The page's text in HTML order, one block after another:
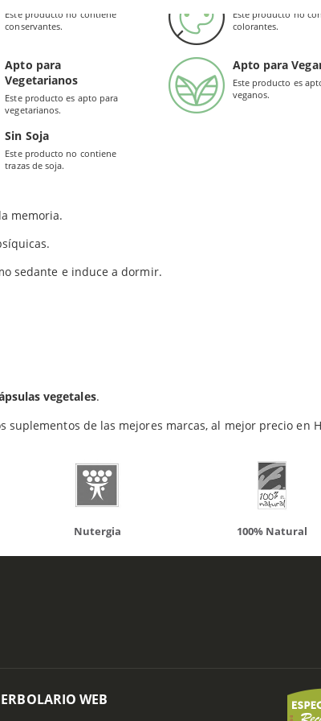
ácido rosmarinico.
un extracto potente y efectivo. Además, Extracto de
lasalud cerebral y control de los nervios.
lasalud de los nervios
también ayuda a:
memoria.
sedante e induce a dormir.
vegetales.
suplementos de las mejores marcas, al mejor precio en
Este producto no contiene
conservantes.
Este producto no
colorantes.
Apto para
Vegetarianos
Este producto es apto para
vegetarianos.
Apto para
Este producto es
veganos.
Sin Soja
Este producto no contiene
trazas de soja.
100% Natural Solaray
WEB